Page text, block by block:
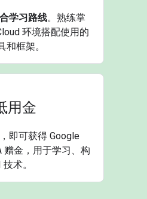
学习路线。熟练掌
环境搭配使用的
和框架。
用金
即可获得 Google
赠金，用于学习、构
术。